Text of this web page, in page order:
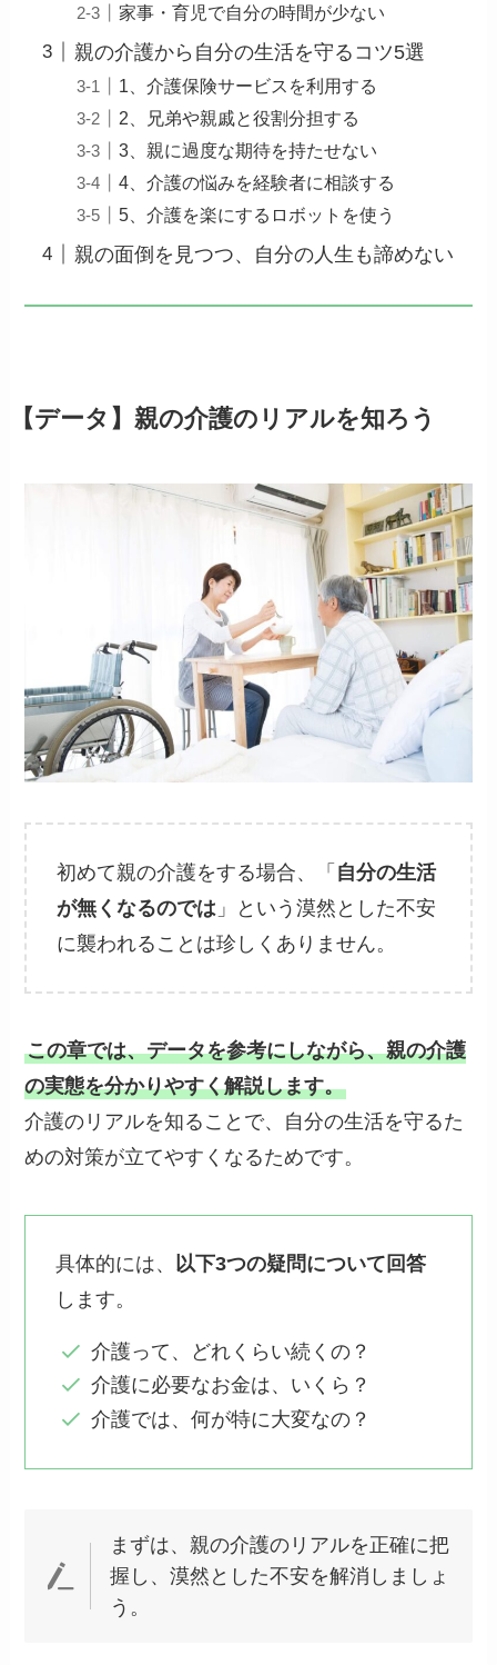
家事・育児で自分の時間が少ない
親の介護から自分の生活を守るコツ5選
1、介護保険サービスを利用する
2、兄弟や親戚と役割分担する
3、親に過度な期待を持たせない
4、介護の悩みを経験者に相談する
5、介護を楽にするロボットを使う
親の面倒を見つつ、自分の人生も諦めない
【データ】親の介護のリアルを知ろう
初めて親の介護をする場合、「 自分の生活
が無くなるのでは 」という漠然とした不安
に襲われることは珍しくありません。
この章では、データを参考にしながら、親の介護
の実態を分かりやすく解説します。
介護のリアルを知ることで、自分の生活を守るた
めの対策が立てやすくなるためです。
具体的には、 以下3つの疑問について回答
します。
介護って、どれくらい続くの？
介護に必要なお金は、いくら？
介護では、何が特に大変なの？
まずは、親の介護のリアルを正確に把
握し、漠然とした不安を解消しましょ
う。